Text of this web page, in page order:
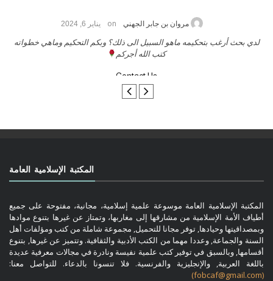
حامد الزريقي on يناير 25, 2026
السلام عليكم ورحمة الله وبركاتة أرغب بنشر كتابي معكم
المكتبة الإسلامية العامة
المكتبة الإسلامية العامة موسوعة علمية إسلامية، مجانية، مفتوحة على جميع
أطياف الأمة الإسلامية من مشارقها إلى مغاربها، وتمتاز عن غيرها بتنوع موادها
وبمصداقيتها وحيادها, توفر مجانا للتحميل, مجموعة شاملة من كتب ومؤلفات أهل
السنة والجماعة, وعددا مهما من الكتب الأدبية والثقافية. وتتميز عن غيرها, بتنوع
أقسامها, وبالسبق في توفير كتب علمية نفيسة ونادرة في مجالات معرفية عديدة
باللغة العربية, والإنجليزية والفرنسية. فلا تنسونا بالدعاء. للتواصل معنا:
(fobcaf@gmail.com)